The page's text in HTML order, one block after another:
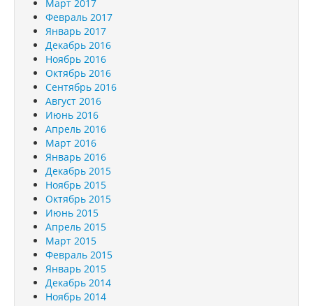
Март 2017
Февраль 2017
Январь 2017
Декабрь 2016
Ноябрь 2016
Октябрь 2016
Сентябрь 2016
Август 2016
Июнь 2016
Апрель 2016
Март 2016
Январь 2016
Декабрь 2015
Ноябрь 2015
Октябрь 2015
Июнь 2015
Апрель 2015
Март 2015
Февраль 2015
Январь 2015
Декабрь 2014
Ноябрь 2014